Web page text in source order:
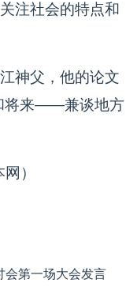
注社会的特点和
神父，他的论文
将来——兼谈地方
）
会第一场大会发言